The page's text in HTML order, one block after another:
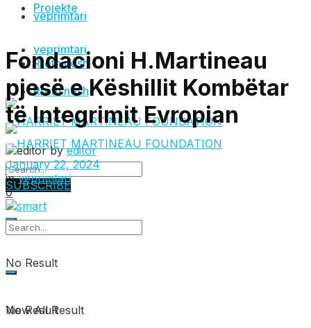
veprimtari
Rreth nesh
No Result
View All Result
Projekte
veprimtari
Rreth nesh
SUBSCRIBE
No Result
Fondacioni H.Martineau
pjesë e Këshillit Kombëtar
të Integrimit Evropian
by editor
January 22, 2024
in veprimtari
0